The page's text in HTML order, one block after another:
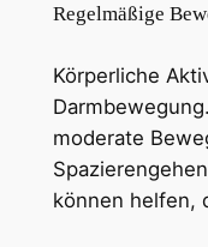
Regelmäßige
Körperliche
moderate
können helfen,